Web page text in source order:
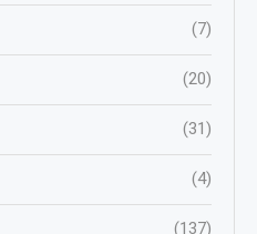
(7)
(20)
(31)
(4)
(137)